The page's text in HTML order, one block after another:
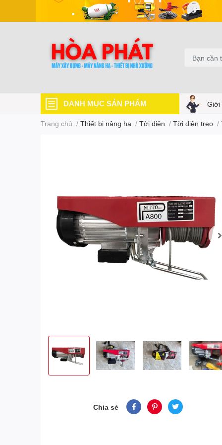
DANH MỤC SẢN PHẨM Giới
Trang chủ / Thiết bị nâng hạ / Tời điện / Tời điện treo /
Chia sẻ